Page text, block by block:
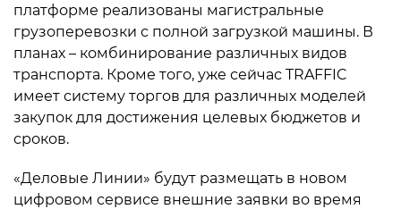
платформе реализованы магистральные
грузоперевозки с полной загрузкой машины. В
планах – комбинирование различных видов
транспорта. Кроме того, уже сейчас TRAFFIC
имеет систему торгов для различных моделей
закупок для достижения целевых бюджетов и
сроков.
«Деловые Линии» будут размещать в новом
цифровом сервисе внешние заявки во время